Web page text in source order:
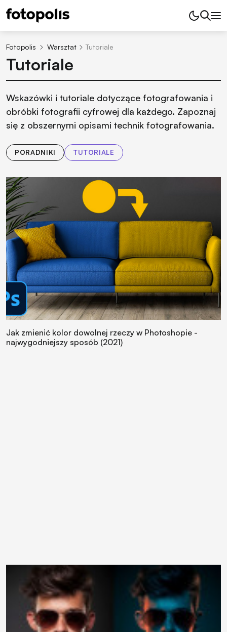
Fotopolis Warsztat Tutoriale
Tutoriale
Wskazówki i tutoriale dotyczące fotografowania i
obróbki fotografii cyfrowej dla każdego. Zapoznaj
się z obszernymi opisami technik fotografowania.
PORADNIKI TUTORIALE
Jak zmienić kolor dowolnej rzeczy w Photoshopie -
najwygodniejszy sposób (2021)